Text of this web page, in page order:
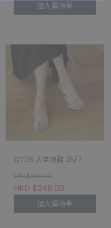
加入購物車
QT08 人字涼鞋 25/7
HKD $268.00
HKD $248.00
加入購物車